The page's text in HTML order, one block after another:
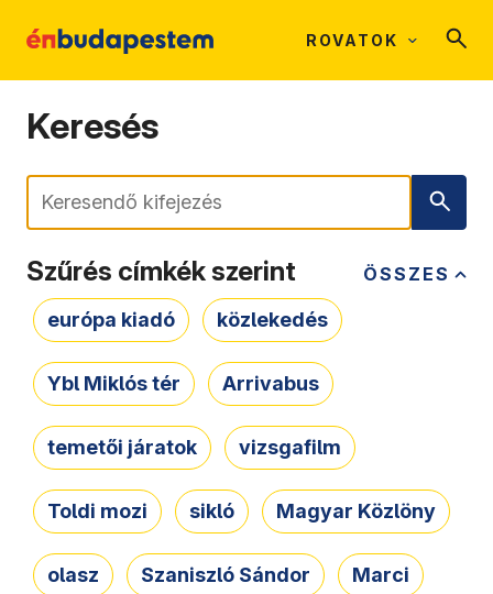
ROVATOK
Keresés
Keresés
ÖSSZES
Szűrés címkék szerint
európa kiadó közlekedés
Ybl Miklós tér Arrivabus
temetői járatok vizsgafilm
Toldi mozi sikló Magyar Közlöny
olasz Szaniszló Sándor Marci